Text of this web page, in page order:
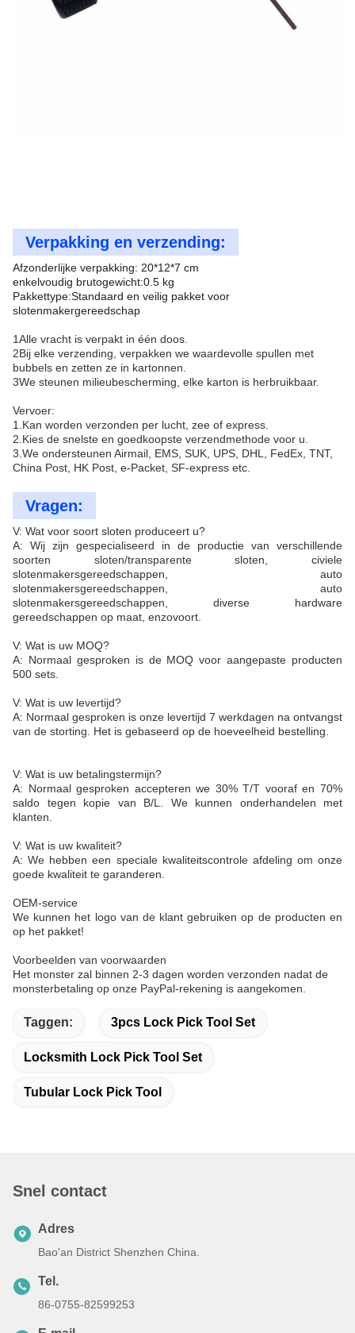
Verpakking en verzending:
Afzonderlijke verpakking: 20*12*7 cm
enkelvoudig brutogewicht:0.5 kg
Pakkettype:Standaard en veilig pakket voor
slotenmakergereedschap
1Alle vracht is verpakt in één doos.
2Bij elke verzending, verpakken we waardevolle spullen met
bubbels en zetten ze in kartonnen.
3We steunen milieubescherming, elke karton is herbruikbaar.
Vervoer:
1.Kan worden verzonden per lucht, zee of express.
2.Kies de snelste en goedkoopste verzendmethode voor u.
3.We ondersteunen Airmail, EMS, SUK, UPS, DHL, FedEx, TNT,
China Post, HK Post, e-Packet, SF-express etc.
Vragen:
V: Wat voor soort sloten produceert u?
A: Wij zijn gespecialiseerd in de productie van verschillende
soorten sloten/transparente sloten, civiele
slotenmakersgereedschappen, auto
slotenmakersgereedschappen, auto
slotenmakersgereedschappen, diverse hardware
gereedschappen op maat, enzovoort.
V: Wat is uw MOQ?
A: Normaal gesproken is de MOQ voor aangepaste producten
500 sets.
V: Wat is uw levertijd?
A: Normaal gesproken is onze levertijd 7 werkdagen na ontvangst
van de storting. Het is gebaseerd op de hoeveelheid bestelling.
V: Wat is uw betalingstermijn?
A: Normaal gesproken accepteren we 30% T/T vooraf en 70%
saldo tegen kopie van B/L. We kunnen onderhandelen met
klanten.
V: Wat is uw kwaliteit?
A: We hebben een speciale kwaliteitscontrole afdeling om onze
goede kwaliteit te garanderen.
OEM-service
We kunnen het logo van de klant gebruiken op de producten en
op het pakket!
Voorbeelden van voorwaarden
Het monster zal binnen 2-3 dagen worden verzonden nadat de
monsterbetaling op onze PayPal-rekening is aangekomen.
Taggen: 3pcs Lock Pick Tool Set
Locksmith Lock Pick Tool Set
Tubular Lock Pick Tool
Snel contact
Adres
Bao'an District Shenzhen China.
Tel.
86-0755-82599253